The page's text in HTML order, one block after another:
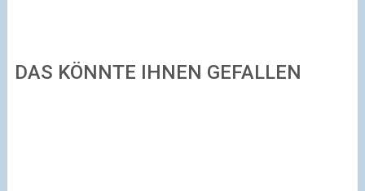
DAS KÖNNTE IHNEN GEFALLEN